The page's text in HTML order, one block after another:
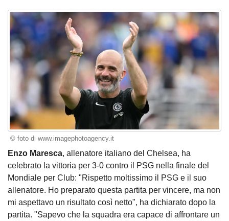
© foto di www.imagephotoagency.it
Enzo Maresca, allenatore italiano del Chelsea, ha
celebrato la vittoria per 3-0 contro il PSG nella finale del
Mondiale per Club: "Rispetto moltissimo il PSG e il suo
allenatore. Ho preparato questa partita per vincere, ma non
mi aspettavo un risultato così netto", ha dichiarato dopo la
partita. "Sapevo che la squadra era capace di affrontare un